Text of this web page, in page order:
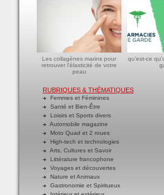
Les collagènes marins pour
retrouver l'élasticité de votre
peau
qu'est-ce
RUBRIQUES & THÉMATIQUES
Femmes et Féminines
Santé et Bien-Être
Loisirs et Sports divers
Automobile magazine
Moto Quad et 2 roues
High-tech et technologies
Arts, Cultures et Savoir
Littérature francophone
Voyages et découvertes
Nature et Animaux
Gastronomie et Spiritueux